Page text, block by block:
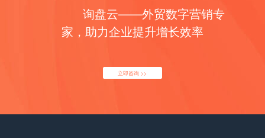
色？ 1.专注资源 人物角色的第一信条是“不可能建立
一个适合所有人的网站”。成功的商业模式通常只针
受，是产品设计的秘诀之一； 3.促成意见统一 帮助
往一处使，用理解代替无意义的PK； 4.创造效率 让
客户！ 如果不清楚自己的品类适合哪个渠道，添加我
微信【jiadingqiang】！我们要做的不是最努力的，
而是最聪明的那个！
询盘云——外贸数字营销专
家，助力企业提升增长效率
立即咨询 >>